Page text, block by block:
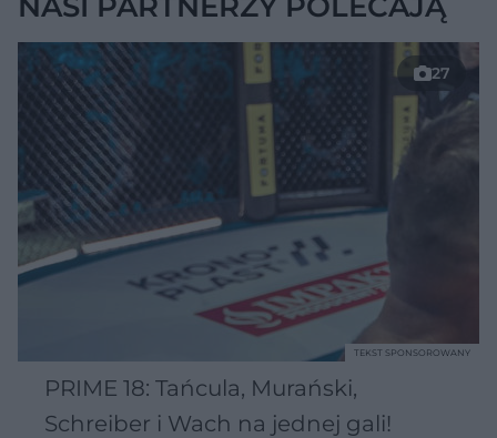
27
PRIME 18: Tańcula, Murański,
Schreiber i Wach na jednej gali!
TEKST SPONSOROWANY